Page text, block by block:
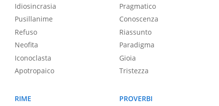
Idiosincrasia
Pusillanime
Refuso
Neofita
Iconoclasta
Apotropaico
Pragmatico
Conoscenza
Riassunto
Paradigma
Gioia
Tristezza
RIME
PROVERBI